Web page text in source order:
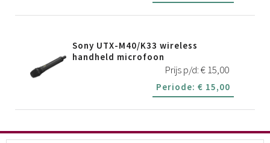
Sony UTX-M40/K33 wireless
handheld microfoon
Prijs p/d:€15,00
Periode: € 15,00